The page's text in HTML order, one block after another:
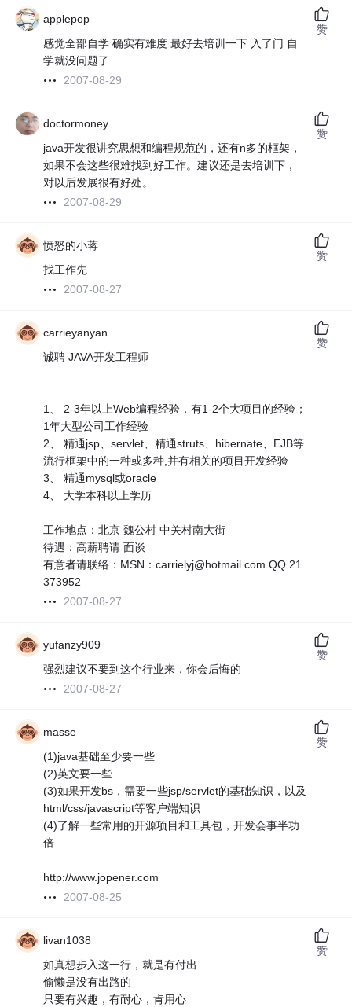
applepop
感觉全部自学 确实有难度 最好去培训一下 入了门 自
学就没问题了
2007-08-29
赞
doctormoney
java开发很讲究思想和编程规范的，还有n多的框架，
如果不会这些很难找到好工作。建议还是去培训下，
对以后发展很有好处。
2007-08-29
赞
愤怒的小蒋
找工作先
2007-08-27
赞
carrieyanyan
诚聘 JAVA开发工程师
1、 2-3年以上Web编程经验，有1-2个大项目的经验；
1年大型公司工作经验
2、 精通jsp、servlet、精通struts、hibernate、EJB等
流行框架中的一种或多种,并有相关的项目开发经验
3、 精通mysql或oracle
4、 大学本科以上学历
工作地点：北京 魏公村 中关村南大街
待遇：高薪聘请 面谈
有意者请联络：MSN：carrielyj@hotmail.com QQ 21
373952
2007-08-27
赞
yufanzy909
强烈建议不要到这个行业来，你会后悔的
2007-08-27
赞
masse
(1)java基础至少要一些
(2)英文要一些
(3)如果开发bs，需要一些jsp/servlet的基础知识，以及
html/css/javascript等客户端知识
(4)了解一些常用的开源项目和工具包，开发会事半功
倍
http://www.jopener.com
2007-08-25
赞
livan1038
如真想步入这一行，就是有付出
偷懒是没有出路的
只要有兴趣，有耐心，肯用心
赞